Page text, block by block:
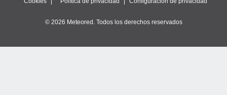
© 2026 Meteored. Todos los derechos reservados